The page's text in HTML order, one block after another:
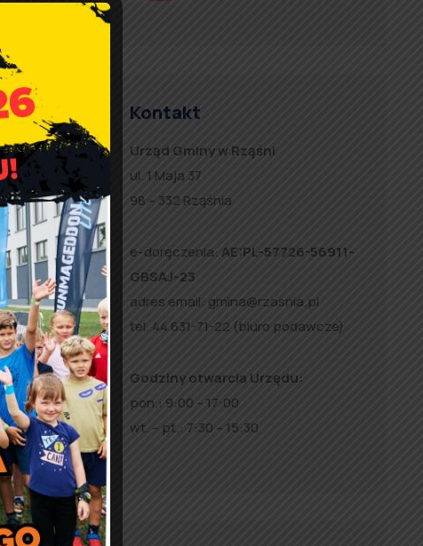
Kontakt
Urząd Gminy w Rząśni
ul. 1 Maja 37
98 – 332 Rząśnia
e-doręczenia: AE:PL-57726-56911-
GBSAJ-23
adres email: gmina@rzasnia.pl
tel. 44 631-71-22 (biuro podawcze)
Godziny otwarcia Urzędu:
pon.: 9:00 – 17:00
wt. – pt.: 7:30 – 15:30